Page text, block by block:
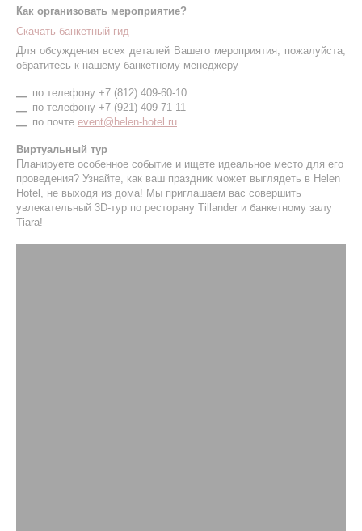
Как организовать мероприятие?
Скачать банкетный гид
Для обсуждения всех деталей Вашего мероприятия, пожалуйста,
обратитесь к нашему банкетному менеджеру
по телефону +7 (812) 409-60-10
по телефону +7 (921) 409-71-11
по почте event@helen-hotel.ru
Виртуальный тур
Планируете особенное событие и ищете идеальное место для его
проведения? Узнайте, как ваш праздник может выглядеть в Helen
Hotel, не выходя из дома! Мы приглашаем вас совершить
увлекательный 3D-тур по ресторану Tillander и банкетному залу
Tiara!